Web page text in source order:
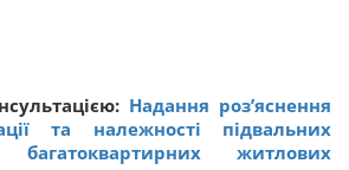
Надання роз’яснення
та належності підвальних
житлових